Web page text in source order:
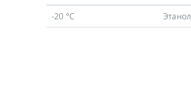
-20 °C
Этанол